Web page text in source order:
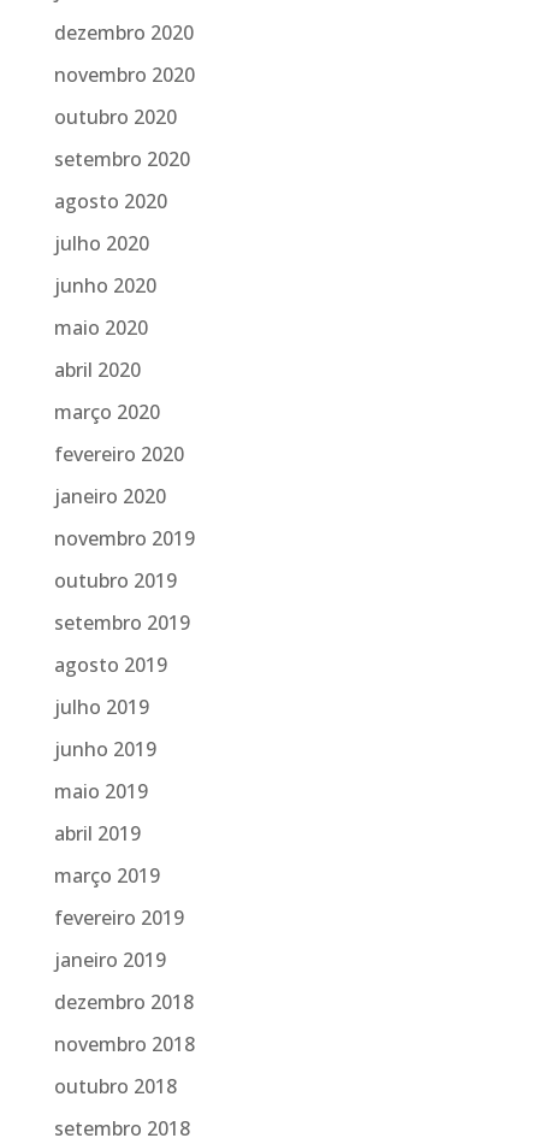
dezembro 2020
novembro 2020
outubro 2020
setembro 2020
agosto 2020
julho 2020
junho 2020
maio 2020
abril 2020
março 2020
fevereiro 2020
janeiro 2020
novembro 2019
outubro 2019
setembro 2019
agosto 2019
julho 2019
junho 2019
maio 2019
abril 2019
março 2019
fevereiro 2019
janeiro 2019
dezembro 2018
novembro 2018
outubro 2018
setembro 2018